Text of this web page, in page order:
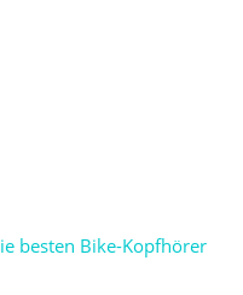
besten Bike-Kopfhörer